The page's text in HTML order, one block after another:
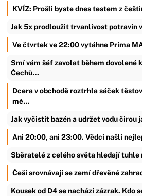
KVÍZ: Prošli byste dnes testem z
Jak 5x prodloužit trvanlivost potravin
Ve čtvrtek ve 22:00 vytáhne Prima
Smí vám šéf zavolat během dovolené
Čechů…
Dcera v obchodě roztrhla sáček
mě…
Jak vyčistit bazén a udržet vodu
Ani 20:00, ani 23:00. Vědci našli
Sběratelé z celého světa hledají tuhle
Češi srovnávají se zemí dřevěné
Kousek od D4 se nachází zázrak. Kdo